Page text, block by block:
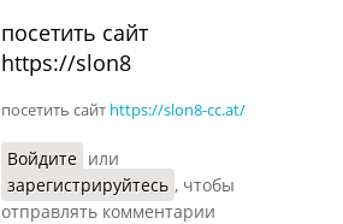
посетить сайт
https://slon8
посетить сайт https://slon8-cc.at/
Войдите или
зарегистрируйтесь , чтобы
отправлять комментарии